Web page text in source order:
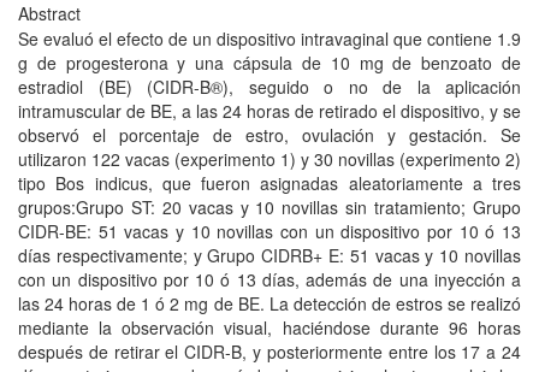
Abstract
Se evaluó el efecto de un dispositivo intravaginal que contiene 1.9
g de progesterona y una cápsula de 10 mg de benzoato de
estradiol (BE) (CIDR-B®), seguido o no de la aplicación
intramuscular de BE, a las 24 horas de retirado el dispositivo, y se
observó el porcentaje de estro, ovulación y gestación. Se
utilizaron 122 vacas (experimento 1) y 30 novillas (experimento 2)
tipo Bos indicus, que fueron asignadas aleatoriamente a tres
grupos:Grupo ST: 20 vacas y 10 novillas sin tratamiento; Grupo
CIDR-BE: 51 vacas y 10 novillas con un dispositivo por 10 ó 13
días respectivamente; y Grupo CIDRB+ E: 51 vacas y 10 novillas
con un dispositivo por 10 ó 13 días, además de una inyección a
las 24 horas de 1 ó 2 mg de BE. La detección de estros se realizó
mediante la observación visual, haciéndose durante 96 horas
después de retirar el CIDR-B, y posteriormente entre los 17 a 24